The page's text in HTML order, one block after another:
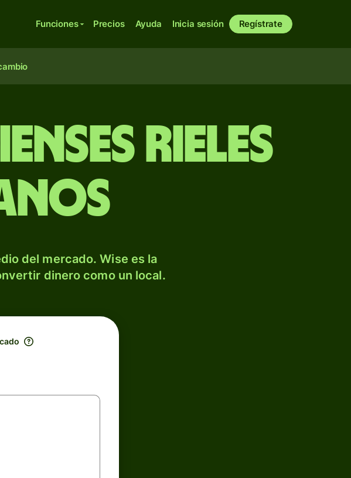
Funciones Precios Ayuda Inicia sesión Regístrate
rieles
del mercado. Wise es la
dinero como un local.